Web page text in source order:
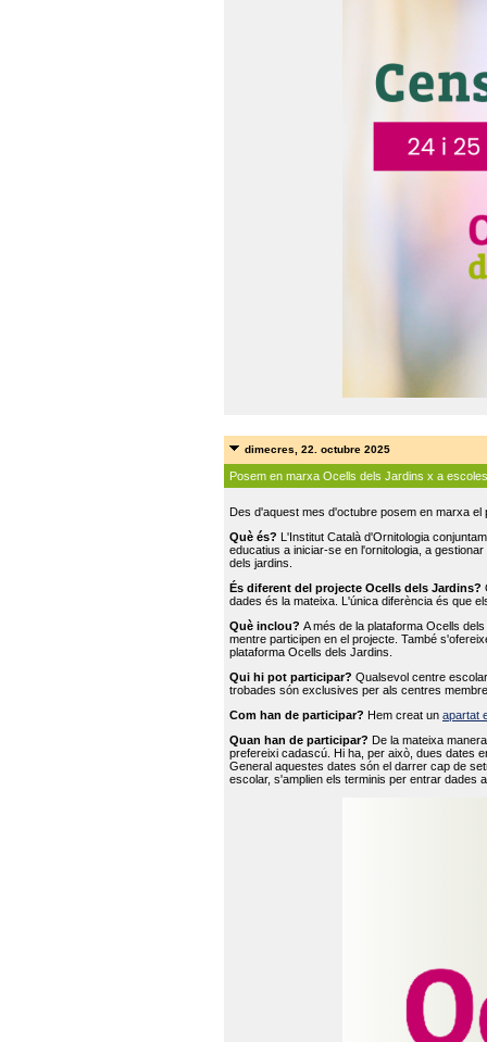
dimecres, 22. octubre 2025
Posem en marxa Ocells dels Jardins x a escoles
Des d'aquest mes d'octubre posem en marxa
Què és? L'Institut Català d'Ornitologia
educatius a iniciar-se en l'ornitologia, a
dels jardins.
És diferent del projecte Ocells dels Jardins?
dades és la mateixa. L'única diferència és que
Què inclou? A més de la plataforma Ocells
mentre participen en el projecte. També
plataforma Ocells dels Jardins.
Qui hi pot participar? Qualsevol centre
trobades són exclusives per als centres
Com han de participar? Hem creat un apartat
Quan han de participar? De la mateixa
prefereixi cadascú. Hi ha, per això, dues dates
General aquestes dates són el darrer cap de
escolar, s'amplien els terminis per entrar dades